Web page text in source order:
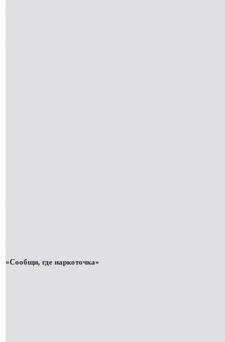
«Сообщи, где наркоточка»